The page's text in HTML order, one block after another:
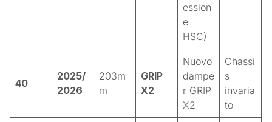
ession
e
HSC)
40
2025/
2026
203m
m
GRIP
X2
Nuovo
dampe
r GRIP
X2
Chassi
s
invaria
to